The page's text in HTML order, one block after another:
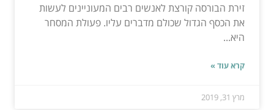
זירת הבורסה קורצת לאנשים רבים המעוניינים לעשות
את הכסף הגדול שכולם מדברים עליו. פעולת המסחר
היא...
קרא עוד »
מרץ 31, 2019